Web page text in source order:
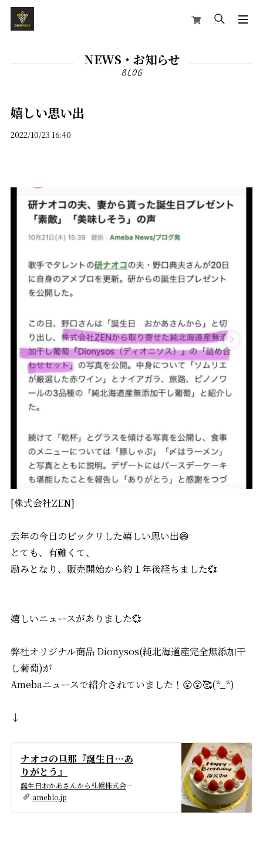
NEWS・お知らせ
嬉しい思い出
2022/10/23 16:40
[株式会社ZEN]
去年の今日のビックリした嬉しい思い出😄
とても、有難くて、
励みとなり、販売開始から約１年後経ちました💞
嬉しいニュースがありました💞
弊社オリジナル商品 Dionysos(純北海道産完全無添加干
し葡萄)が
Amebaニュースで紹介されていました！😮😮🥰(*_*)
↓
ナオコの旦那『誕生日…あ
りがとう』
誕生日おかあさんから札幌株式会社ZENさんからのお取り寄せでDionysos（ディオニソス）詰め合わせセットを頂きました❗️ソムリエが厳選した赤ワインと純北海…
ameblo.jp